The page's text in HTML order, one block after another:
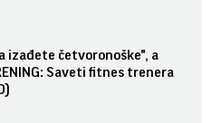
izađete četvoronoške", a
Saveti fitnes trenera